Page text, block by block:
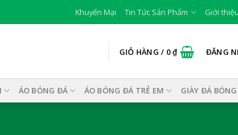
Khuyến Mại Tin Tức Sản Phẩm Giới thiệu
GIỎ HÀNG / 0₫ ĐĂNG
ÁO BÓNG ĐÁ ÁO BÓNG ĐÁ TRẺ EM GIÀY ĐÁ BÓNG